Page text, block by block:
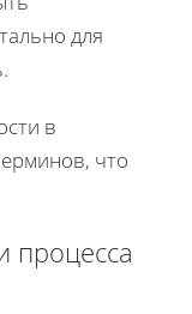
для
в
что
процесса